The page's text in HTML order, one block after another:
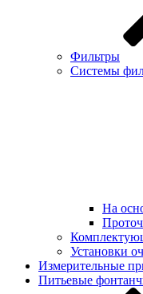
Фильтры
Системы
На
Установки
Измерительные
Питьевые